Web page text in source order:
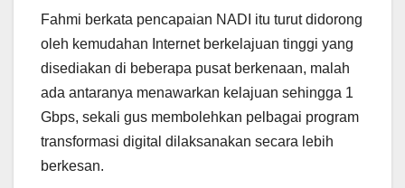
Fahmi berkata pencapaian NADI itu turut didorong
oleh kemudahan Internet berkelajuan tinggi yang
disediakan di beberapa pusat berkenaan, malah
ada antaranya menawarkan kelajuan sehingga 1
Gbps, sekali gus membolehkan pelbagai program
transformasi digital dilaksanakan secara lebih
berkesan.